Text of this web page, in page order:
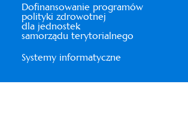
Dofinansowanie programów
polityki zdrowotnej
dla jednostek
samorządu terytorialnego
Systemy informatyczne